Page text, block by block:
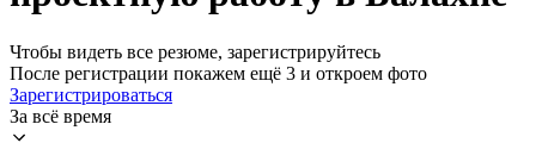
Чтобы видеть все резюме, зарегистрируйтесь
После регистрации покажем ещё 3 и откроем фото
Зарегистрироваться
За всё время